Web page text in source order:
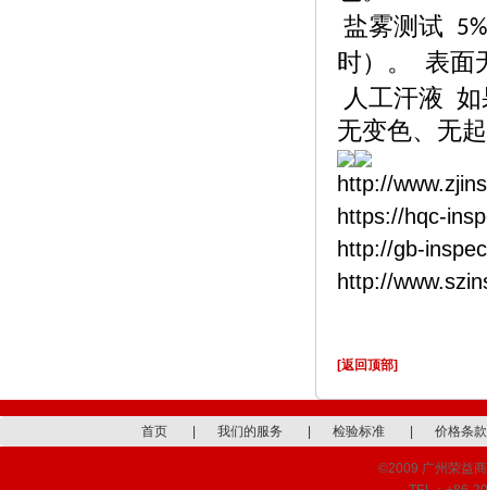
盐雾测试
时）。 表面
人工汗液 如
无变色、无
http://
https://hqc-
http://gb-
http://
[返回顶部]
首页 我们的服务 检验标准 价格条款
©2009 广州荣益